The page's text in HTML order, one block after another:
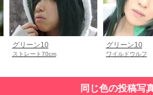
グリーン10
ストレート70cm
グリーン10
ワイルドウルフ